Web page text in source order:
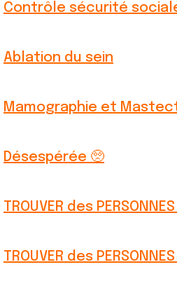
Contrôle sécurité
Ablation du sein
Mamographie et
Désespérée 🥺
TROUVER des
TROUVER des